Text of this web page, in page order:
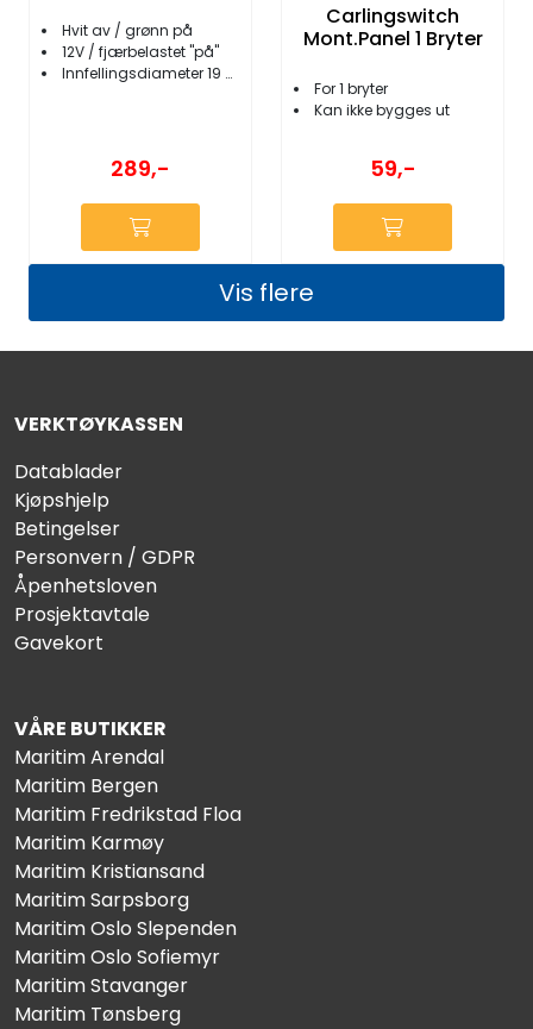
Hvit av / grønn på
12V / fjærbelastet ''på''
Innfellingsdiameter 19 mm
289,-
Carlingswitch
Mont.Panel 1 Bryter
For 1 bryter
Kan ikke bygges ut
59,-
Vis flere
VERKTØYKASSEN
Datablader
Kjøpshjelp
Betingelser
Personvern / GDPR
Åpenhetsloven
Prosjektavtale
Gavekort
VÅRE BUTIKKER
Maritim Arendal
Maritim Bergen
Maritim Fredrikstad Floa
Maritim Karmøy
Maritim Kristiansand
Maritim Sarpsborg
Maritim Oslo Slependen
Maritim Oslo Sofiemyr
Maritim Stavanger
Maritim Tønsberg